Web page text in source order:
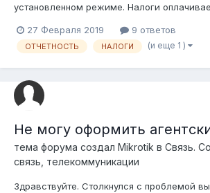
установленном режиме. Налоги
дважды оплатила за ноябрь месяц, вместо
Обнаружила только пару дней назад,
27 Февраля 2019 9 ответов
ОТЧЕТНОСТЬ НАЛОГИ (и еще 1 )
Не могу оформить
тема форума создал Mikrotik в Связь.
связь, телекоммуникации
Здравствуйте. Столкнулся с проблемой